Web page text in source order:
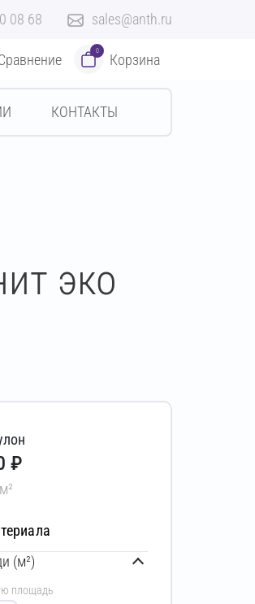
08 68 sales@anth.ru
0
Корзина
КОНТАКТЫ
эко
₽
(м²)
площадь